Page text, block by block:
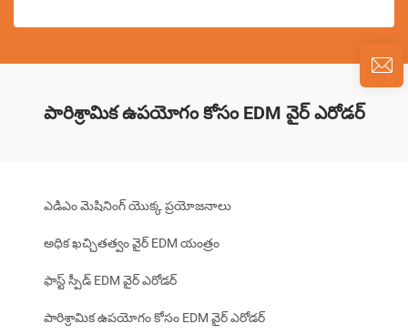
పారిశ్రామిక ఉపయోగం కోసం EDM వైర్ ఎరోడర్
ఎడిఎం మెషినింగ్ యొక్క ప్రయోజనాలు
అధిక ఖచ్చితత్వం వైర్ EDM యంత్రం
ఫాస్ట్ స్పీడ్ EDM వైర్ ఎరోడర్
పారిశ్రామిక ఉపయోగం కోసం EDM వైర్ ఎరోడర్